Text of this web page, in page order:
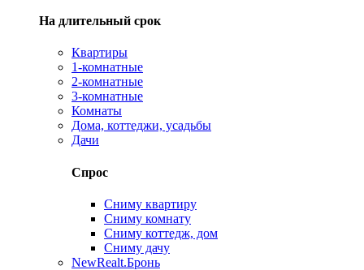
На длительный срок
Квартиры
1-комнатные
2-комнатные
3-комнатные
Комнаты
Дома, коттеджи, усадьбы
Дачи
Спрос
Сниму квартиру
Сниму комнату
Сниму коттедж, дом
Сниму дачу
NewRealt.Бронь